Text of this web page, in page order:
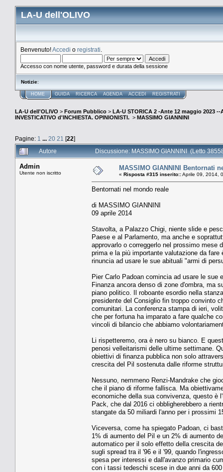
LA-U dell'OLIVO
Benvenuto!Accedi o registrati
Accesso con nome utente, password e durata della sessione
Notizie:
HOME GUIDA RICERCA AGENDA ACCEDI REGISTRATI
LA-U dell'OLIVO > Forum Pubblico > LA-U STORICA 2 -Ante 12 maggio 2023 --
INVESTICATIVO d'INCHIESTA. OPINIONISTI. > MASSIMO GIANNINI
Pagine: 1 ... 20 21 [22]
Autore
Discussione: MASSIMO GIANNINI (Letto
Admin
Utente non iscritto
MASSIMO GIANNINI Bentornati
« Risposta #315 inserito::Aprile 09, 2014,
Bentornati nel mondo reale
di MASSIMO GIANNINI
09 aprile 2014
Stavolta, a Palazzo Chigi, niente slide e
Paese e al Parlamento, ma anche e
approvarlo o correggerlo nel prossimo mese
prima e la più importante valutazione da
rinuncia ad usare le sue abituali "armi di
Pier Carlo Padoan comincia ad usare le
Finanza ancora denso di zone d'ombra, ma
piano politico. Il roboante esordio nella
presidente del Consiglio fin troppo convinto
comunitari. La conferenza stampa di ieri,
che per fortuna ha imparato a fare qualche
vincoli di bilancio che abbiamo
Li rispetteremo, ora è nero su bianco. E
penosi velleitarismi delle ultime settimane.
obiettivi di finanza pubblica non solo
crescita del Pil sostenuta dalle riforme
Nessuno, nemmeno Renzi-Mandrake che
che il piano di riforme fallisca. Ma
economiche della sua convivenza, questo è
Pack, che dal 2016 ci obbligherebbero a
stangate da 50 miliardi l'anno per i prossimi
Viceversa, come ha spiegato Padoan, ci
1% di aumento del Pil e un 2% di aumento
automatico per il solo effetto della crescita
sugli spread tra il '96 e il '99, quando
spesa per interessi e dall'avanzo primario
con i tassi tedeschi scese in due anni da